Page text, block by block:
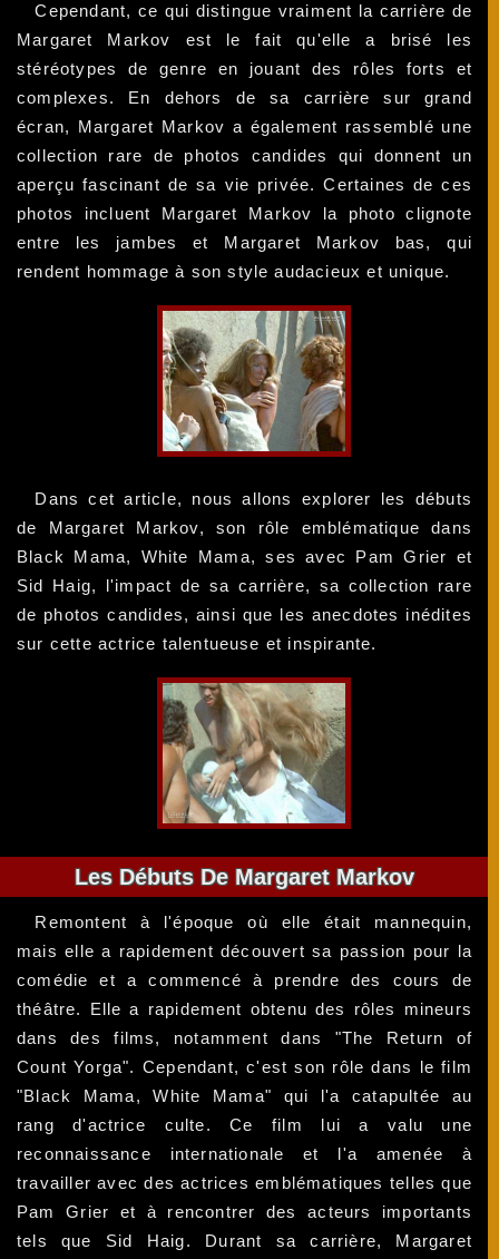
Cependant, ce qui distingue vraiment la carrière de
Margaret Markov est le fait qu'elle a brisé les
stéréotypes de genre en jouant des rôles forts et
complexes. En dehors de sa carrière sur grand
écran, Margaret Markov a également rassemblé une
collection rare de photos candides qui donnent un
aperçu fascinant de sa vie privée. Certaines de ces
photos incluent Margaret Markov la photo clignote
entre les jambes et Margaret Markov bas, qui
rendent hommage à son style audacieux et unique.
Dans cet article, nous allons explorer les débuts
de Margaret Markov, son rôle emblématique dans
Black Mama, White Mama, ses avec Pam Grier et
Sid Haig, l'impact de sa carrière, sa collection rare
de photos candides, ainsi que les anecdotes inédites
sur cette actrice talentueuse et inspirante.
Les Débuts De Margaret Markov
Remontent à l'époque où elle était mannequin,
mais elle a rapidement découvert sa passion pour la
comédie et a commencé à prendre des cours de
théâtre. Elle a rapidement obtenu des rôles mineurs
dans des films, notamment dans "The Return of
Count Yorga". Cependant, c'est son rôle dans le film
"Black Mama, White Mama" qui l'a catapultée au
rang d'actrice culte. Ce film lui a valu une
reconnaissance internationale et l'a amenée à
travailler avec des actrices emblématiques telles que
Pam Grier et à rencontrer des acteurs importants
tels que Sid Haig. Durant sa carrière, Margaret